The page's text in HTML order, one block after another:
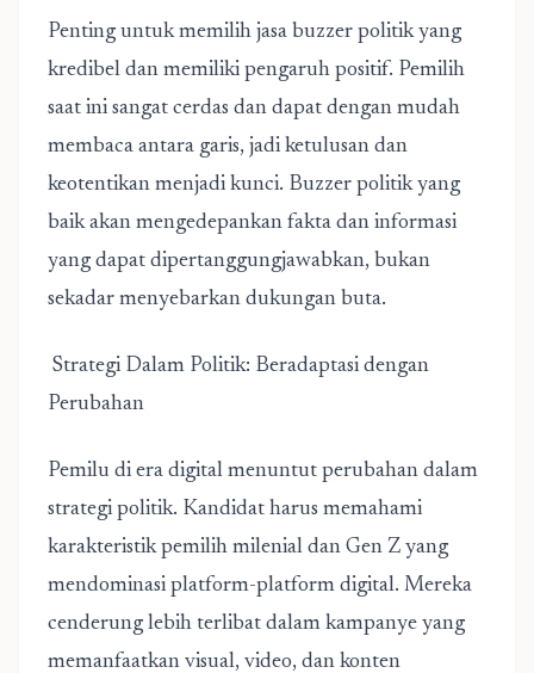
Penting untuk memilih jasa buzzer politik yang
kredibel dan memiliki pengaruh positif. Pemilih
saat ini sangat cerdas dan dapat dengan mudah
membaca antara garis, jadi ketulusan dan
keotentikan menjadi kunci. Buzzer politik yang
baik akan mengedepankan fakta dan informasi
yang dapat dipertanggungjawabkan, bukan
sekadar menyebarkan dukungan buta.
Strategi Dalam Politik: Beradaptasi dengan
Perubahan
Pemilu di era digital menuntut perubahan dalam
strategi politik. Kandidat harus memahami
karakteristik pemilih milenial dan Gen Z yang
mendominasi platform-platform digital. Mereka
cenderung lebih terlibat dalam kampanye yang
memanfaatkan visual, video, dan konten